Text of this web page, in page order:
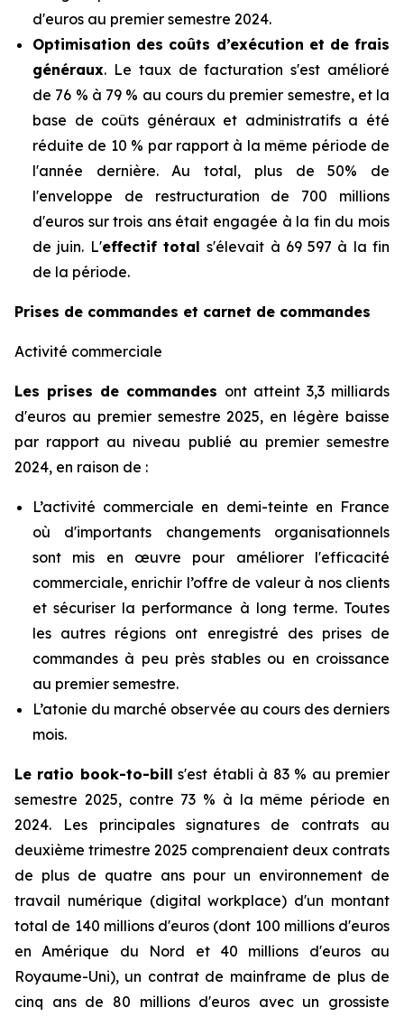
d'euros au premier semestre 2024.
Optimisation des coûts d’exécution et de frais
généraux. Le taux de facturation s'est amélioré
de 76 % à 79 % au cours du premier semestre, et la
base de coûts généraux et administratifs a été
réduite de 10 % par rapport à la même période de
l'année dernière. Au total, plus de 50% de
l'enveloppe de restructuration de 700 millions
d'euros sur trois ans était engagée à la fin du mois
de juin. L'effectif totals'élevait à 69 597 à la fin
de la période.
Prises de commandes et carnet de commandes
Activité commerciale
Les prises de commandes ont atteint 3,3 milliards
d'euros au premier semestre 2025, en légère baisse
par rapport au niveau publié au premier semestre
2024, en raison de :
L’activité commerciale en demi-teinte en France
où d'importants changements organisationnels
sont mis en œuvre pour améliorer l'efficacité
commerciale, enrichir l’offre de valeur à nos clients
et sécuriser la performance à long terme. Toutes
les autres régions ont enregistré des prises de
commandes à peu près stables ou en croissance
au premier semestre.
L’atonie du marché observée au cours des derniers
mois.
Le ratio book-to-bill s'est établi à 83 % au premier
semestre 2025, contre 73 % à la même période en
2024. Les principales signatures de contrats au
deuxième trimestre 2025 comprenaient deux contrats
de plus de quatre ans pour un environnement de
travail numérique (digital workplace) d'un montant
total de 140 millions d'euros (dont 100 millions d'euros
en Amérique du Nord et 40 millions d'euros au
Royaume-Uni), un contrat de mainframe de plus de
cinq ans de 80 millions d'euros avec un grossiste